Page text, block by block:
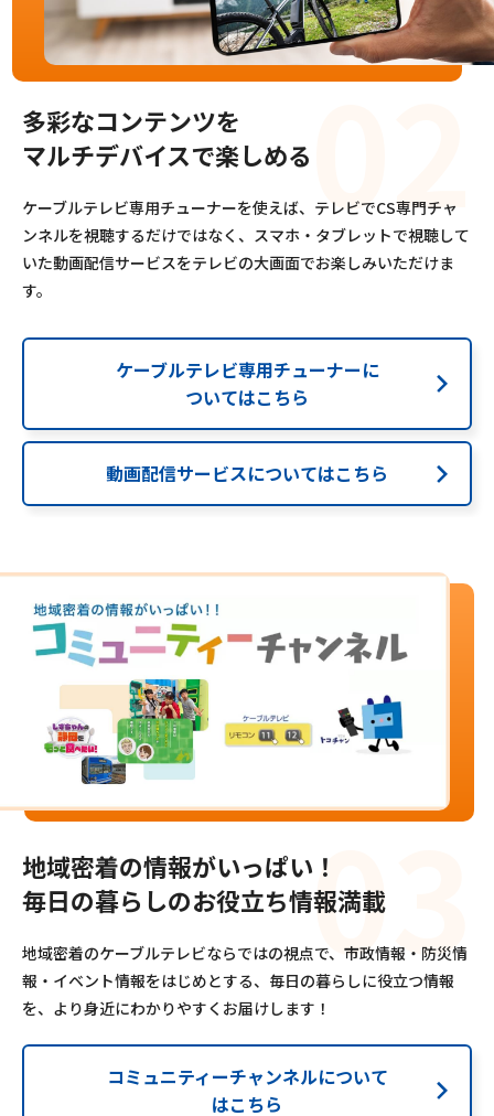
情報セキュリティ基本方針
ご利用約款・重要事項説明書
プライバシーポリシー
広告掲載のご案内
多彩なコンテンツを
マルチデバイスで楽しめる
ケーブルテレビ専用チューナーを使えば、テレビでCS専門チャ
ンネルを視聴するだけではなく、スマホ・タブレットで視聴して
いた動画配信サービスをテレビの大画面でお楽しみいただけま
す。
ケーブルテレビ専用チューナーに
ついてはこちら
動画配信サービスについてはこちら
地域密着の情報がいっぱい！
毎日の暮らしのお役立ち情報満載
地域密着のケーブルテレビならではの視点で、市政情報・防災情
報・イベント情報をはじめとする、毎日の暮らしに役立つ情報
を、より身近にわかりやすくお届けします！
コミュニティーチャンネルについて
はこちら